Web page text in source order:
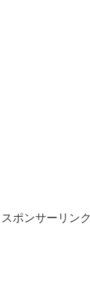
スポンサーリンク